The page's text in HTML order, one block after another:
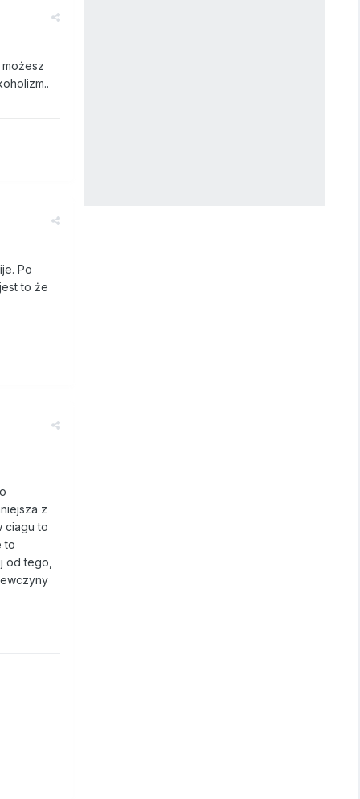
Po
to że
z
ciagu to
to
od tego,